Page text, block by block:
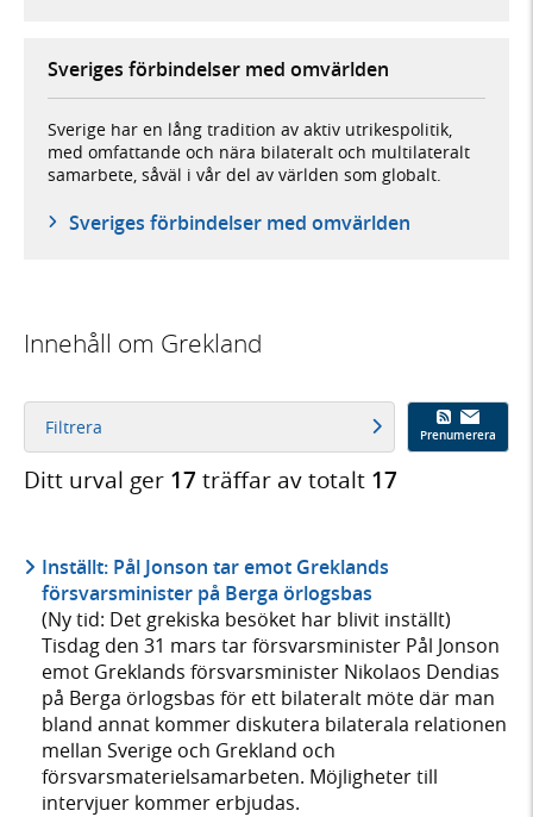
Sveriges förbindelser med omvärlden
Sverige har en lång tradition av aktiv utrikespolitik,
med omfattande och nära bilateralt och multilateralt
samarbete, såväl i vår del av världen som globalt.
Sveriges förbindelser med omvärlden
Innehåll om Grekland
Filtrera Prenumerera
Ditt urval ger 17 träffar av totalt 17
Inställt: Pål Jonson tar emot Greklands
försvarsminister på Berga örlogsbas
(Ny tid: Det grekiska besöket har blivit inställt)
Tisdag den 31 mars tar försvarsminister Pål Jonson
emot Greklands försvarsminister Nikolaos Dendias
på Berga örlogsbas för ett bilateralt möte där man
bland annat kommer diskutera bilaterala relationen
mellan Sverige och Grekland och
försvarsmaterielsamarbeten. Möjligheter till
intervjuer kommer erbjudas.